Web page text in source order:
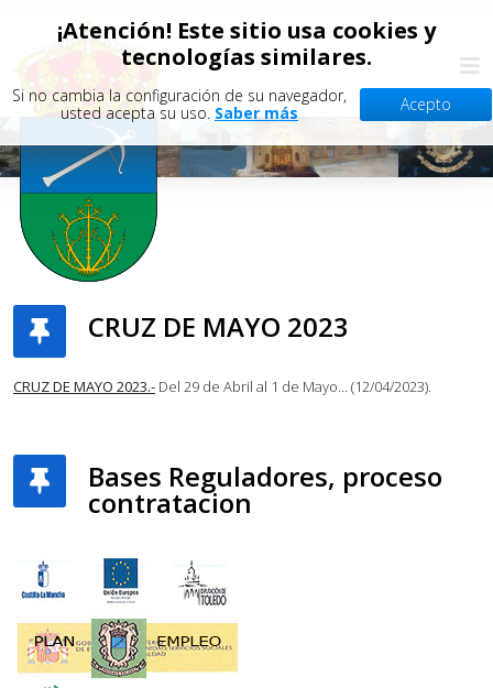
¡Atención! Este sitio usa cookies y
tecnologías similares.
Si no cambia la configuración de su navegador,
usted acepta su uso. Saber más Acepto
CRUZ DE MAYO 2023
CRUZ DE MAYO 2023.- Del 29 de Abril al 1 de Mayo... (12/04/2023).
Bases Reguladores, proceso
contratacion